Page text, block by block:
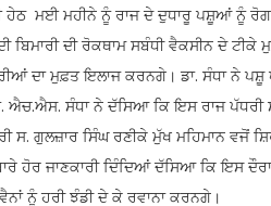
ਮਈ ਮਹੀਨੇ ਨੂੰ ਰਾਜ ਦੇ ਦੁਧਾਰੂ ਪਸ਼ੂਆਂ ਨੂੰ
ਬਿਮਾਰੀ ਦੀ ਰੋਕਥਾਮ ਸਬੰਧੀ ਵੈਕਸੀਨ ਦੇ
ਦਾ ਮੁਫ਼ਤ ਇਲਾਜ ਕਰਨਗੇ। ਡਾ. ਸੰਧਾ ਨੇ
ਐਚ.ਐਸ. ਸੰਧਾ ਨੇ ਦੱਸਿਆ ਕਿ ਇਸ ਰਾਜ
ਸ. ਗੁਲਜ਼ਾਰ ਸਿੰਘ ਰਣੀਕੇ ਮੁੱਖ ਮਹਿਮਾਨ
ਹੋਰ ਜਾਣਕਾਰੀ ਦਿੰਦਿਆਂ ਦੱਸਿਆ ਕਿ ਇਸ
ਨੂੰ ਹਰੀ ਝੰਡੀ ਦੇ ਕੇ ਰਵਾਨਾ ਕਰਨਗੇ।